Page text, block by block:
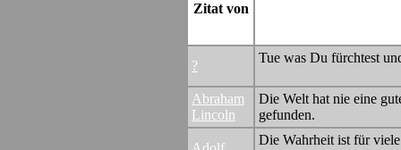
Zitat von
?
Tue was Du fürchtest
Abraham
Lincoln
Die Welt hat nie eine
gefunden.
Die Wahrheit ist für